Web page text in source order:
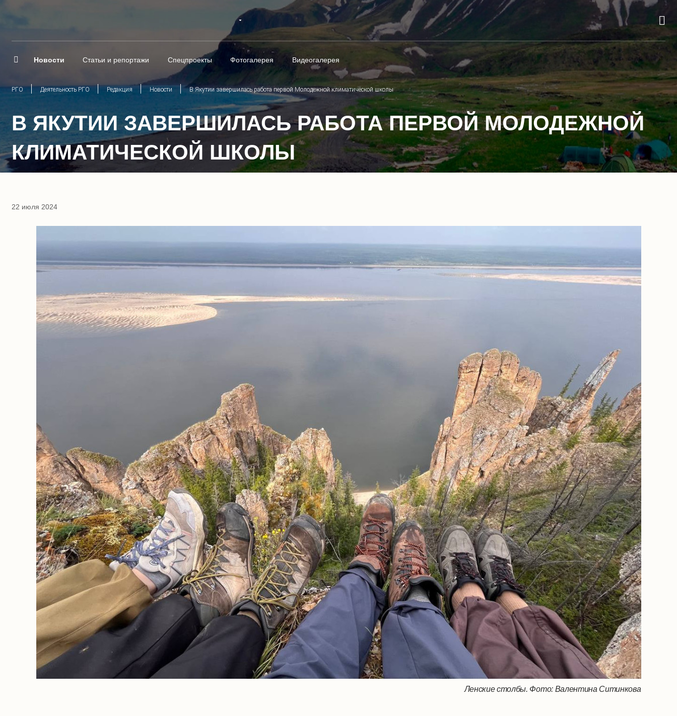
Новости Статьи и репортажи Спецпроекты Фотогалерея Видеогалерея
РГО Деятельность РГО Редакция Новости В Якутии завершилась работа первой Молодежной климатической школы
В ЯКУТИИ ЗАВЕРШИЛАСЬ РАБОТА ПЕРВОЙ МОЛОДЕЖНОЙ
КЛИМАТИЧЕСКОЙ ШКОЛЫ
22 июля 2024
Ленские столбы. Фото: Валентина Ситинкова